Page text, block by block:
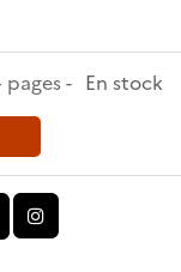
pages En stock